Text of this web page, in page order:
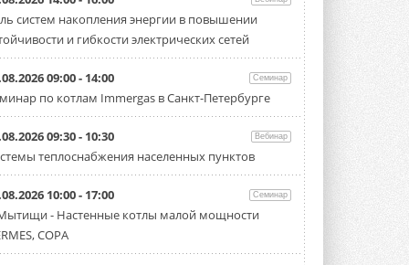
«СиСофт Девелопмент» подвел
итоги конкурса студенческих
проектов «ТИМ-лидеры 2026»
Новый сезон конкурса «ТИМ-лидеры»
стартует уже в сентябре 2026 года ...
3 АВГУСТА 2026
«Русклимат» укрепляет
партнёрство за Уралом
Президент Омского землячества в
Москве Михаил Тимошенко посетил
Омск с трёхдневным рабочим визитом ...
31 ИЮЛЯ 2026
Carrier модернизирует
19XR
систем накопления энергии в повышении
и гибкости электрических сетей
09:00 - 14:00 Семинар
по котлам Immergas в Санкт-Петербурге
09:30 - 10:30 Вебинар
теплоснабжения населенных пунктов
10:00 - 17:00 Семинар
- Настенные котлы малой мощности
COPA